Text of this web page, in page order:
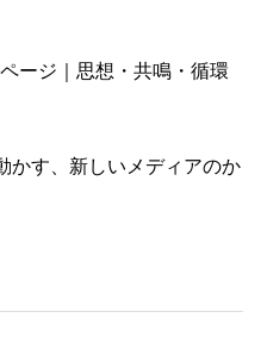
ージ｜思想・共鳴・循環
かす、新しいメディアのか